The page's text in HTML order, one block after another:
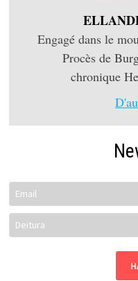
Engagé dans le
Procès de
chronique